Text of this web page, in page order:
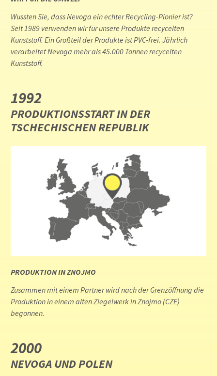
Wussten Sie, dass Nevoga ein echter Recycling-Pionier ist?
Seit 1989 verwenden wir für unsere Produkte recycelten
Kunststoff. Ein Großteil der Produkte ist PVC-frei. Jährlich
verarbeitet Nevoga mehr als 45.000 Tonnen recycelten
Kunststoff.
1992
PRODUKTIONSSTART IN DER
TSCHECHISCHEN REPUBLIK
PRODUKTION IN ZNOJMO
Zusammen mit einem Partner wird nach der Grenzöffnung die
Produktion in einem alten Ziegelwerk in Znojmo (CZE)
begonnen.
2000
NEVOGA UND POLEN